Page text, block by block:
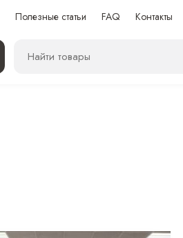
Полезные статьи FAQ Контакты